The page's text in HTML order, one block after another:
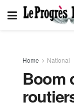
Home National
Boom